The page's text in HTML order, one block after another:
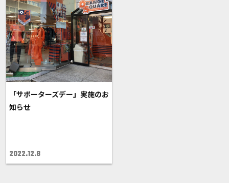
「サポーターズデー」実施のお
知らせ
2022.12.8